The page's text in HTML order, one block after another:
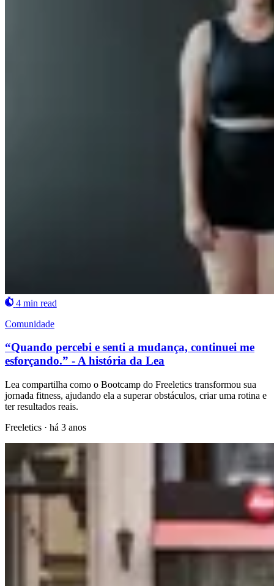
4 min read
Comunidade
“Quando percebi e senti a mudança, continuei me
esforçando.” - A história da Lea
Lea compartilha como o Bootcamp do Freeletics transformou sua
jornada fitness, ajudando ela a superar obstáculos, criar uma rotina e
ter resultados reais.
Freeletics · há 3 anos